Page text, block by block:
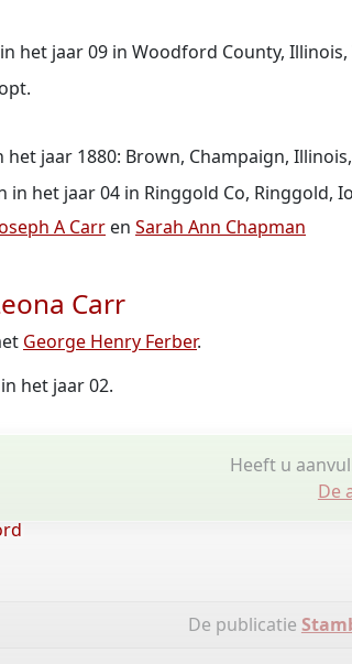
het jaar 09 in Woodford County,
jaar 1880: Brown, Champaign,
in het jaar 04 in Ringgold Co, Ringgold,
A Carr en Sarah Ann Chapman
Carr
George Henry Ferber.
het jaar 02.
Heeft u
De
De publicatie